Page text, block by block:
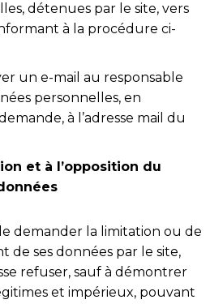
détenues par le site, vers
à la procédure ci-
un e-mail au responsable
personnelles, en
à l’adresse mail du
et à l’opposition du
demander la limitation ou de
de ses données par le site,
refuser, sauf à démontrer
et impérieux, pouvant